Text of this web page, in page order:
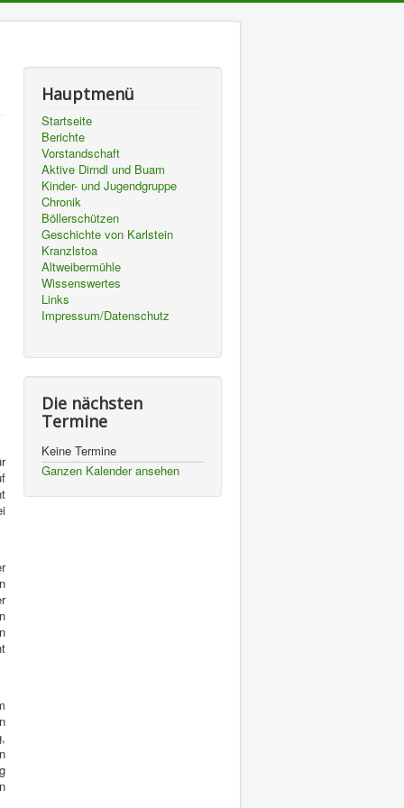
Hauptmenü
Startseite
Berichte
Vorstandschaft
Aktive Dirndl und Buam
Kinder- und Jugendgruppe
Chronik
Böllerschützen
Geschichte von Karlstein
Kranzlstoa
Altweibermühle
Wissenswertes
Links
Impressum/Datenschutz
Die nächsten
Termine
Keine Termine
Ganzen Kalender ansehen